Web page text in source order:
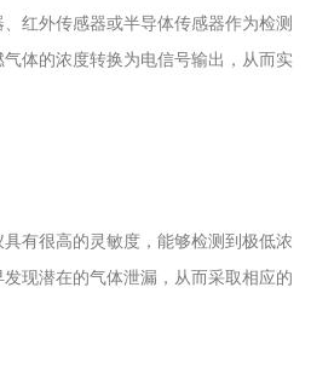
外传感器或半导体传感器作为检测
体的浓度转换为电信号输出，从而实
很高的灵敏度，能够检测到极低浓
现潜在的气体泄漏，从而采取相应的